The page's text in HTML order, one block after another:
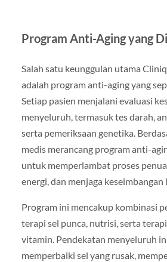
Program Anti-Aging yang
Salah satu keunggulan utama
adalah program anti-aging yang
Setiap pasien menjalani evaluasi
menyeluruh, termasuk tes darah,
serta pemeriksaan genetika.
medis merancang program anti-
untuk memperlambat proses
energi, dan menjaga keseimbangan
Program ini mencakup kombinasi
terapi sel punca, nutrisi, serta
vitamin. Pendekatan menyeluruh
memperbaiki sel yang rusak,